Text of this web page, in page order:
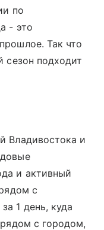
по
- это
Так что
сезон подходит
Владивостока и
и активный
с
1 день, куда
с городом,